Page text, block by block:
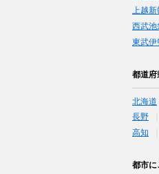
上越
西武池
東武伊
都道府
北海道
長野
高知
都市に